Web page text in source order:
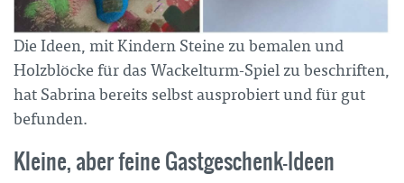
Die Ideen, mit Kindern Steine zu bemalen und
Holzblöcke für das Wackelturm-Spiel zu beschriften,
hat Sabrina bereits selbst ausprobiert und für gut
befunden.
Kleine, aber feine Gastgeschenk-Ideen